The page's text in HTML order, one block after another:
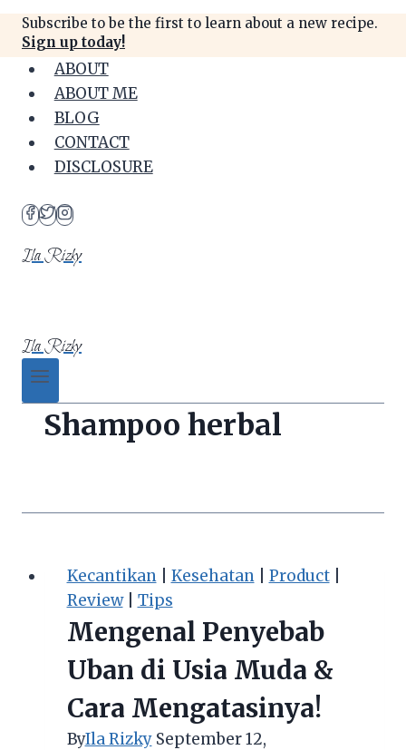
content
Subscribe to be the first to learn about a new recipe.
Sign up today!
ABOUT
ABOUT ME
BLOG
CONTACT
DISCLOSURE
Ila Rizky
Ila Rizky
Shampoo herbal
Kecantikan| Kesehatan| Product|
Review| Tips
Mengenal Penyebab
Uban di Usia Muda &
Cara Mengatasinya!
ByIla Rizky September 12,